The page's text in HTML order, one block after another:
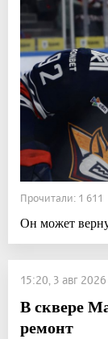
Прочитали: 1
Он может
15:20, 3 авг 2026
В сквере
ремонт